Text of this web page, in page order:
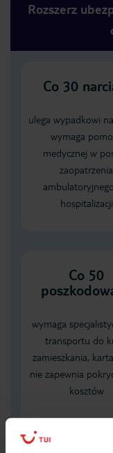
Rozszerz
Co 30
ulega wypadkowi
wymaga
medycznej w
zaopatrzenia
hospitalizacji
Co 50
wymaga
transportu do
zamieszkania,
nie zapewnia
kosztów